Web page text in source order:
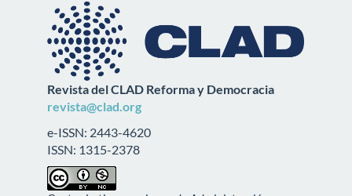
Revista del CLAD Reforma y Democracia
revista@clad.org
e-ISSN: 2443-4620
ISSN: 1315-2378